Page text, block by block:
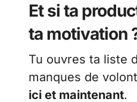
Et si ta
ta motivation
Tu ouvres ta liste
manques de
ici et maintenant.